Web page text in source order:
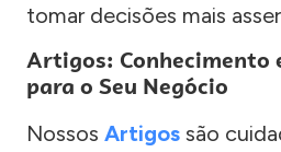
tomar decisões mais
Artigos: Conhecimento
para o Seu Negócio
Nossos Artigos são